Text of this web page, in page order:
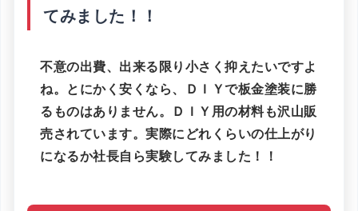
てみました！！
不意の出費、出来る限り小さく抑えたいですよ
ね。とにかく安くなら、ＤＩＹで板金塗装に勝
るものはありません。ＤＩＹ用の材料も沢山販
売されています。実際にどれくらいの仕上がり
になるか社長自ら実験してみました！！